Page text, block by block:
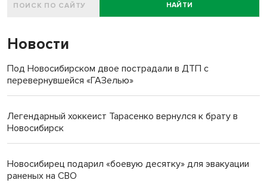
НАЙТИ
Новости
Под Новосибирском двое пострадали в ДТП с
перевернувшейся «ГАЗелью»
Легендарный хоккеист Тарасенко вернулся к брату в
Новосибирск
Новосибирец подарил «боевую десятку» для эвакуации
раненых на СВО